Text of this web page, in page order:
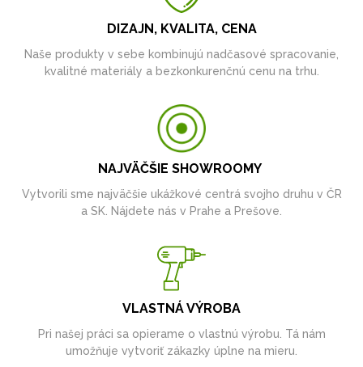
DIZAJN, KVALITA, CENA
Naše produkty v sebe kombinujú nadčasové spracovanie,
kvalitné materiály a bezkonkurenčnú cenu na trhu.
NAJVÄČŠIE SHOWROOMY
Vytvorili sme najväčšie ukážkové centrá svojho druhu v ČR
a SK. Nájdete nás v Prahe a Prešove.
VLASTNÁ VÝROBA
Pri našej práci sa opierame o vlastnú výrobu. Tá nám
umožňuje vytvoriť zákazky úplne na mieru.